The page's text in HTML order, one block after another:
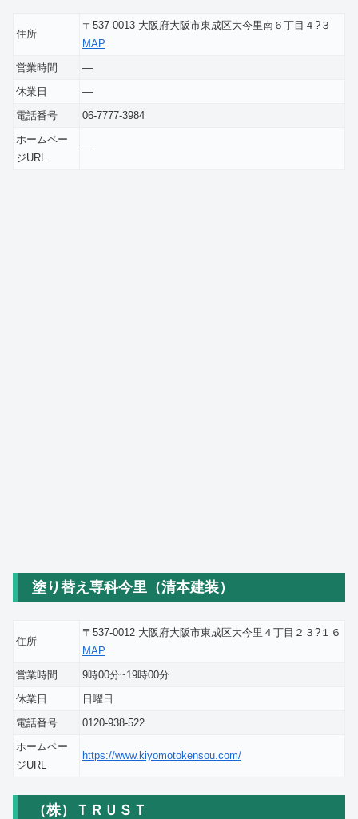
住所
〒537-0013 大阪府大阪市東成区大今里南６丁目４?３
MAP
営業時間
―
休業日
―
電話番号
06-7777-3984
ホームペー
ジURL
―
塗り替え専科今里（清本建装）
住所
〒537-0012 大阪府大阪市東成区大今里４丁目２３?１６
MAP
営業時間
9時00分~19時00分
休業日
日曜日
電話番号
0120-938-522
ホームペー
ジURL
https://www.kiyomotokensou.com/
（株）ＴＲＵＳＴ